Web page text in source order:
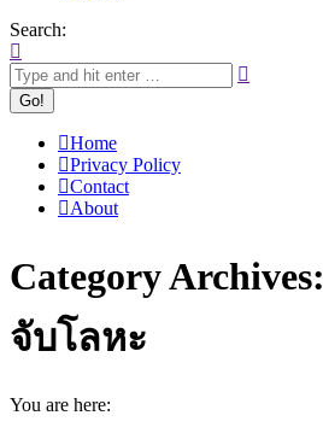
Search:
Home
Privacy Policy
Contact
About
Category Archives:
จับโลหะ
You are here: